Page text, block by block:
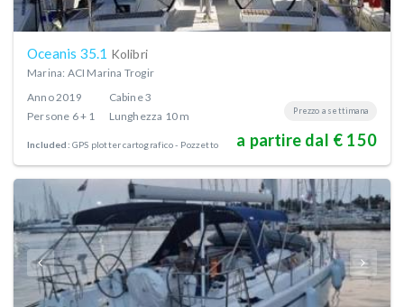
Oceanis 35.1 Kolibri
Marina: ACI Marina Trogir
Anno2019 Cabine3
Persone 6 + 1 Lunghezza 10 m
Included: GPS plotter cartografico - Pozzetto
Prezzo a settimana
a partire dal € 150